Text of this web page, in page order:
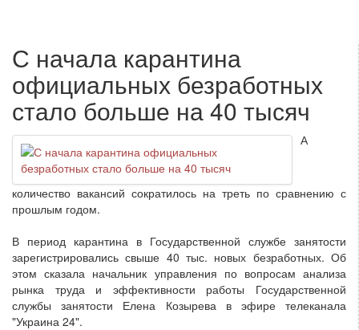
С начала карантина
официальных безработных
стало больше на 40 тысяч
А
количество вакансий сократилось на треть по сравнению с
прошлым годом.
В период карантина в Государственной службе занятости
зарегистрировались свыше 40 тыс. новых безработных. Об
этом сказала начальник управления по вопросам анализа
рынка труда и эффективности работы Государственной
службы занятости Елена Козырева в эфире телеканала
"Украина 24".